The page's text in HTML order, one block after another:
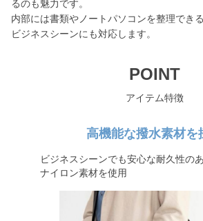
るのも魅力です。
内部には書類やノートパソコンを整理でき
ビジネスシーンにも対応します。
POINT
アイテム特徴
高機能な撥水素材を
ビジネスシーンでも安心な耐久性の
ナイロン素材を使用